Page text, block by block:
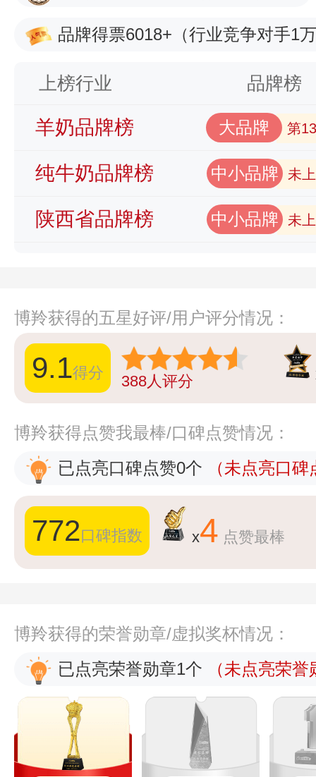
品牌得票6018+ （行业竞争对手1
上榜行业 品牌榜
羊奶品牌榜 大品牌 第
纯牛奶品牌榜 中小品牌 未
陕西省品牌榜 中小品牌 未
博羚获得的五星好评/用户评分情况：
9.1得分 388人评分
博羚获得点赞我最棒/口碑点赞情况：
已点亮口碑点赞0个
（未点亮口
772口碑指数 x4 点赞最棒
博羚获得的荣誉勋章/虚拟奖杯情况：
已点亮荣誉勋章1个
（未点亮荣